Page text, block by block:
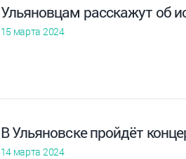
Ульяновцам расскажут об
15 марта 2024
В Ульяновске пройдёт
14 марта 2024